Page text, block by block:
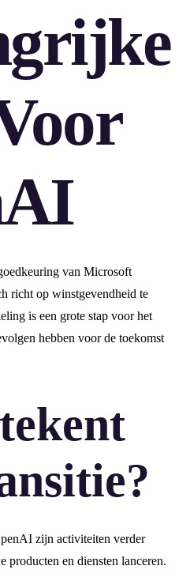
van Microsoft
richt op winstgevendheid te
is een grote stap voor het
hebben voor de toekomst
zijn activiteiten verder
producten en diensten lanceren.